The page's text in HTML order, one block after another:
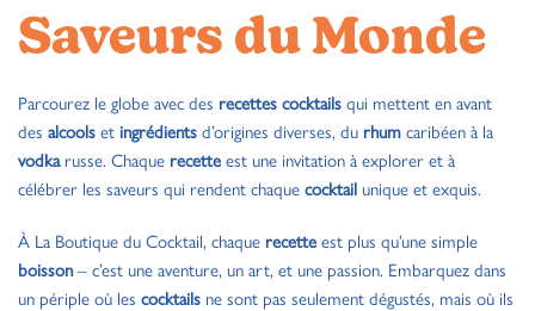
Saveurs du Monde
Parcourez le globe avec des recettes cocktailsqui mettent en avant
des alcoolset ingrédientsd’origines diverses, du rhumcaribéen à la
vodkarusse. Chaque recetteest une invitation à explorer et à
célébrer les saveurs qui rendent chaquecocktail unique et exquis.
À La Boutique du Cocktail, chaque recetteest plus qu’une simple
boisson– c’est une aventure, un art, et une passion. Embarquez dans
un périple où les cocktails ne sont pas seulement dégustés, mais où ils